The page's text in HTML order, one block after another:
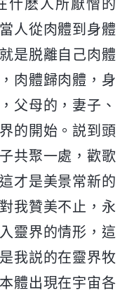
什麽人所厭憎的
人從肉體到身體
是脱離自己肉體
肉體歸肉體，身
父母的，妻子、
的開始。説到頭
共聚一處，歡歌
才是美景常新的
我贊美不止，永
靈界的情形，這
我説的在靈界牧
體出現在宇宙各